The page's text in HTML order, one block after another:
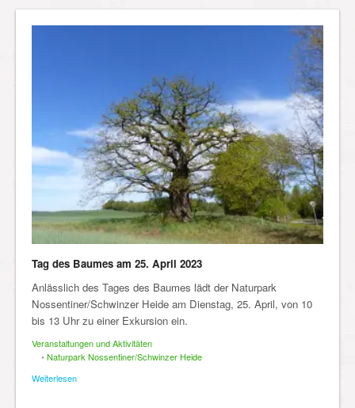
Tag des Baumes am 25. April 2023
Anlässlich des Tages des Baumes lädt der Naturpark
Nossentiner/Schwinzer Heide am Dienstag, 25. April, von 10
bis 13 Uhr zu einer Exkursion ein.
Veranstaltungen und Aktivitäten
• Naturpark Nossentiner/Schwinzer Heide
Weiterlesen